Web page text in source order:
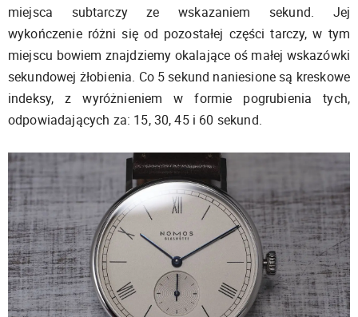
miejsca subtarczy ze wskazaniem sekund. Jej
wykończenie różni się od pozostałej części tarczy, w tym
miejscu bowiem znajdziemy okalające oś małej wskazówki
sekundowej żłobienia. Co 5 sekund naniesione są kreskowe
indeksy, z wyróżnieniem w formie pogrubienia tych,
odpowiadających za: 15, 30, 45 i 60 sekund.